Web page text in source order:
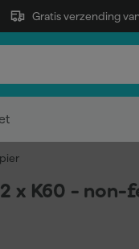
Gratis verzending
x K60 -